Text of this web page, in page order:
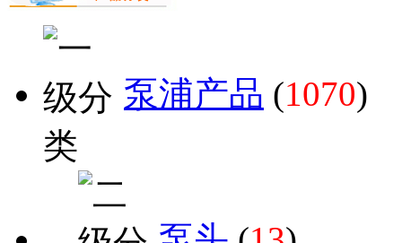
泵浦产品 (1070)